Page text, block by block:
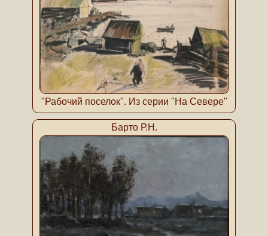
"Рабочий поселок". Из серии "На Севере"
Барто Р.Н.